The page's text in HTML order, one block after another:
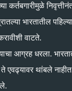
भारतातील
वाटते.
आग्रह धरला.
एवढ्यावर थांबले